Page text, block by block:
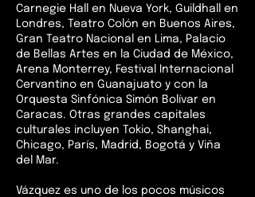
Carnegie Hall en Nueva York, Guildhall en
Londres, Teatro Colón en Buenos Aires,
Gran Teatro Nacional en Lima, Palacio
de Bellas Artes en la Ciudad de México,
Arena Monterrey, Festival Internacional
Cervantino en Guanajuato y con la
Orquesta Sinfónica Simón Bolívar en
Caracas. Otras grandes capitales
culturales incluyen Tokio, Shanghai,
Chicago, París, Madrid, Bogotá y Viña
del Mar.
Vázquez es uno de los pocos músicos